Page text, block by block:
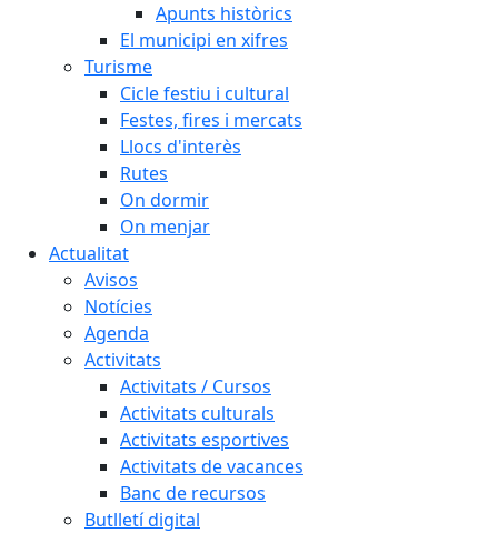
Apunts històrics
El municipi en xifres
Turisme
Cicle festiu i cultural
Festes, fires i mercats
Llocs d'interès
Rutes
On dormir
On menjar
Actualitat
Avisos
Notícies
Agenda
Activitats
Activitats / Cursos
Activitats culturals
Activitats esportives
Activitats de vacances
Banc de recursos
Butlletí digital